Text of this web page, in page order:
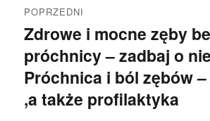
wpisu
POPRZEDNI
Poprzedni
wpis:
Zdrowe i mocne zęby
próchnicy – zadbaj o
Próchnica i ból zębów
,a także profilaktyka